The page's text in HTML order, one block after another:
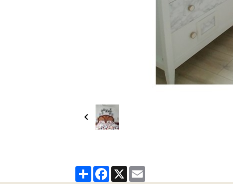
PartagerFacebook
X